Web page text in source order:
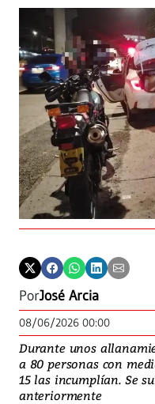
PorJosé Arcia
08/06/2026 00:00
Durante unos
a 80 personas con
15 las incumplían. Se
anteriormente